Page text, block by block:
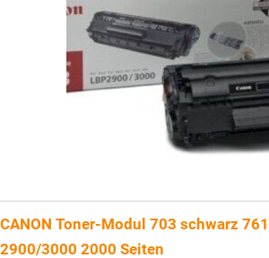
CANON Toner-Modul 703 schwarz
2900/3000 2000 Seiten